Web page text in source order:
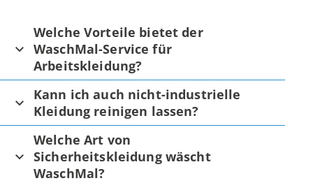
Welche Vorteile bietet der
WaschMal-Service für
Arbeitskleidung?
Kann ich auch nicht-industrielle
Kleidung reinigen lassen?
Welche Art von
Sicherheitskleidung wäscht
WaschMal?